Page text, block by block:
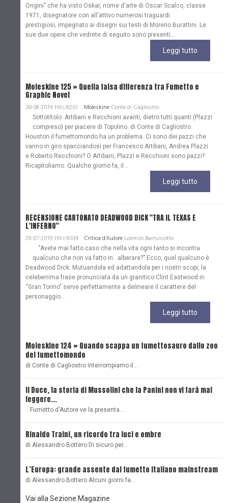
Origini” che ha visto Oskar, nome d'arte di Oscar Scalco, classe
1971, disegnatore con all'attivo numerosi traguardi
prestigiosi, impegnato ai disegni sui testi di Moreno Burattini. Le
sue due opere che vedrete di seguito sono presenti...
Leggi tutto
Moleskine 125 » Quella falsa differenza tra Fumetto e
Graphic Novel
30-08-2019 Hits:8201 Moleskine Conte di Cagliostro
Sottotitolo: Artibani e Recchioni avanti, dietro tutti quanti (Plazzi
compreso) per piacere di Topolino. di Conte di Cagliostro
Houston il fumettomondo ha un problema. Ci sono dei pazzi che
vanno in giro spacciandosi per Francesco Artibani, Andrea Plazzi
e Roberto Recchioni? O Artibani, Plazzi e Recchioni sono pazzi?
Ricapitoliamo. Qualche giorno fa, il...
Leggi tutto
RECENSIONE CARTONATO DEADWOOD DICK "TRA IL TEXAS E
L'INFERNO"
29-07-2019 Hits:9034 Critica d'Autore Lorenzo Barruscotto
"Avete mai fatto caso che nella vita ogni tanto si incontra
qualcuno che non va fatto in…alberare?” Ecco, quel qualcuno è
Deadwood Dick. Mutuandola ed adattandola per i nostri scopi, la
celeberrima frase pronunciata da un granitico Clint Eastwood in
“Gran Torino” serve perfettamente a delineare il carattere del
personaggio...
Leggi tutto
Moleskine 124 » Quando scappa un fumettosauro dallo zoo
del fumettomondo
di Conte di Cagliostro Interrompiamo il…
Il Duce, la storia di Mussolini che la Panini non vi farà mai
leggere...
...Fumetto d'Autore ve la presenta…
Rinaldo Traini, un ricordo tra luci e ombre
di Alessandro Bottero Di sicuro per…
L’Europa: grande assente dal fumetto italiano mainstream
di Alessandro Bottero Alcuni giorni fa…
Vai alla Sezione Magazine